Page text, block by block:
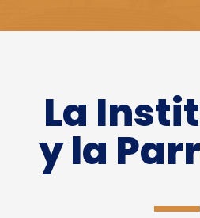
La
y la